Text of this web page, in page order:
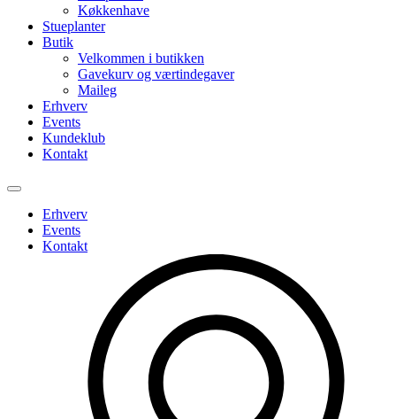
Køkkenhave
Stueplanter
Butik
Velkommen i butikken
Gavekurv og værtindegaver
Maileg
Erhverv
Events
Kundeklub
Kontakt
Erhverv
Events
Kontakt